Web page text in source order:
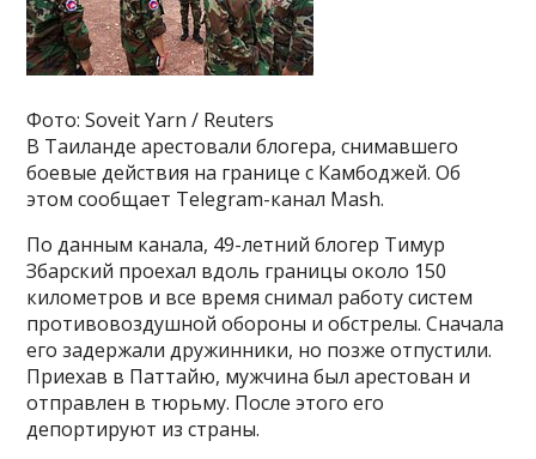
Фото: Soveit Yarn / Reuters
В Таиланде арестовали блогера, снимавшего
боевые действия на границе с Камбоджей. Об
этом сообщает Telegram-канал Mash.
По данным канала, 49-летний блогер Тимур
Збарский проехал вдоль границы около 150
километров и все время снимал работу систем
противовоздушной обороны и обстрелы. Сначала
его задержали дружинники, но позже отпустили.
Приехав в Паттайю, мужчина был арестован и
отправлен в тюрьму. После этого его
депортируют из страны.